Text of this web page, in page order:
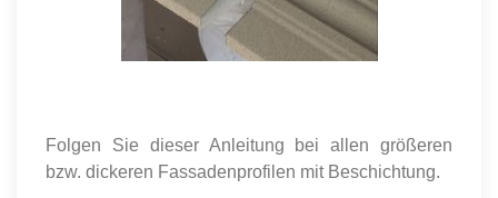
Folgen Sie dieser Anleitung bei allen größeren
bzw. dickeren Fassadenprofilen mit Beschichtung.